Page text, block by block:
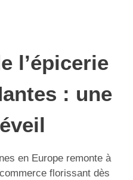
l’épicerie
: une
en Europe remonte à
florissant dès